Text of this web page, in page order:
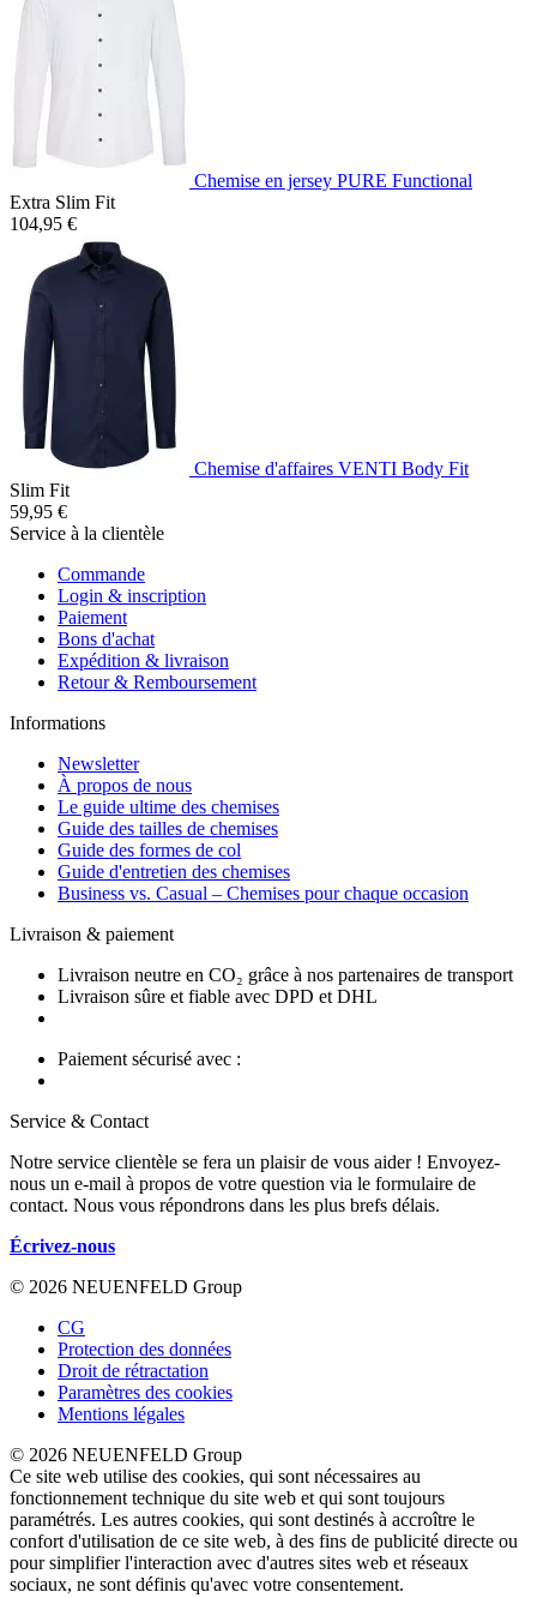
Chemise en jersey PURE Functional
Extra Slim Fit
104,95 €
Chemise d'affaires VENTI Body Fit
Slim Fit
59,95 €
Service à la clientèle
Commande
Login & inscription
Paiement
Bons d'achat
Expédition & livraison
Retour & Remboursement
Informations
Newsletter
À propos de nous
Le guide ultime des chemises
Guide des tailles de chemises
Guide des formes de col
Guide d'entretien des chemises
Business vs. Casual – Chemises pour chaque occasion
Livraison & paiement
Livraison neutre en CO₂ grâce à nos partenaires de transport
Livraison sûre et fiable avec DPD et DHL
Paiement sécurisé avec :
Service & Contact
Notre service clientèle se fera un plaisir de vous aider ! Envoyez-
nous un e-mail à propos de votre question via le formulaire de
contact. Nous vous répondrons dans les plus brefs délais.
Écrivez-nous
© 2026 NEUENFELD Group
CG
Protection des données
Droit de rétractation
Paramètres des cookies
Mentions légales
© 2026 NEUENFELD Group
Ce site web utilise des cookies, qui sont nécessaires au
fonctionnement technique du site web et qui sont toujours
paramétrés. Les autres cookies, qui sont destinés à accroître le
confort d'utilisation de ce site web, à des fins de publicité directe ou
pour simplifier l'interaction avec d'autres sites web et réseaux
sociaux, ne sont définis qu'avec votre consentement.